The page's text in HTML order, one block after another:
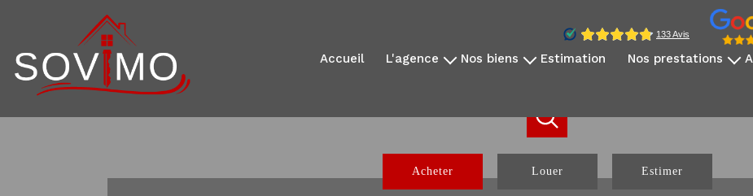
accueil l'agence nos biens
nos exclusivités
estimation nos prestations
Acheter Louer Estimer